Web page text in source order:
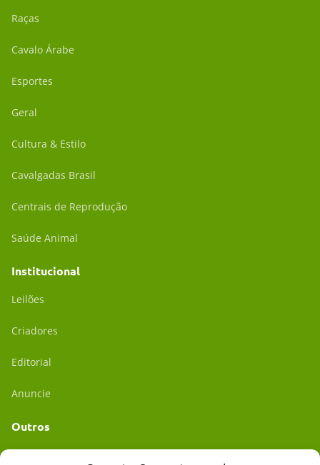
Raças
Cavalo Árabe
Esportes
Geral
Cultura & Estilo
Cavalgadas Brasil
Centrais de Reprodução
Saúde Animal
Institucional
Leilões
Criadores
Editorial
Anuncie
Outros